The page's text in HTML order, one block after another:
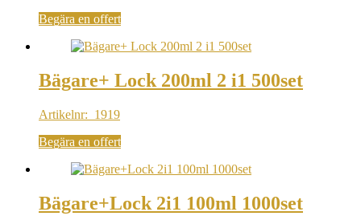
Begära en offert
Bägare+ Lock 200ml 2 i1 500set
Artikelnr: 1919
Begära en offert
Bägare+Lock 2i1 100ml 1000set